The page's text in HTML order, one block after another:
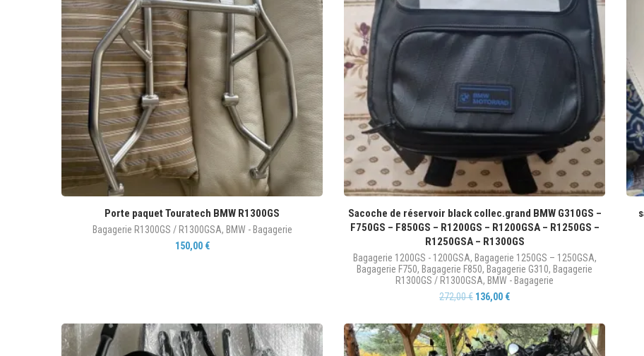
Porte paquet Touratech BMW R1300GS
Bagagerie R1300GS / R1300GSA, BMW - Bagagerie
150,00 €
Sacoche de réservoir black collec.grand BMW G310GS –
F750GS – F850GS – R1200GS – R1200GSA – R1250GS –
R1250GSA – R1300GS
Bagagerie 1200GS - 1200GSA, Bagagerie 1250GS – 1250GSA,
Bagagerie F750, Bagagerie F850, Bagagerie G310, Bagagerie
R1300GS / R1300GSA, BMW - Bagagerie
272,00€ 136,00 €